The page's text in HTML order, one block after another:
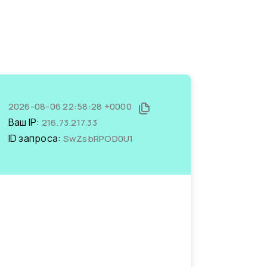
2026-08-06 22:58:28 +0000
Ваш IP: 216.73.217.33
ID запроса: SwZsbRPOD0U1